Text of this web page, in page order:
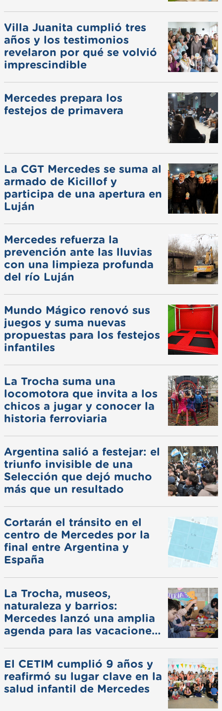
Villa Juanita cumplió tres
años y los testimonios
revelaron por qué se volvió
imprescindible
Mercedes prepara los
festejos de primavera
La CGT Mercedes se suma al
armado de Kicillof y
participa de una apertura en
Luján
Mercedes refuerza la
prevención ante las lluvias
con una limpieza profunda
del río Luján
Mundo Mágico renovó sus
juegos y suma nuevas
propuestas para los festejos
infantiles
La Trocha suma una
locomotora que invita a los
chicos a jugar y conocer la
historia ferroviaria
Argentina salió a festejar: el
triunfo invisible de una
Selección que dejó mucho
más que un resultado
Cortarán el tránsito en el
centro de Mercedes por la
final entre Argentina y
España
La Trocha, museos,
naturaleza y barrios:
Mercedes lanzó una amplia
agenda para las vacaciones
El CETIM cumplió 9 años y
reafirmó su lugar clave en la
salud infantil de Mercedes